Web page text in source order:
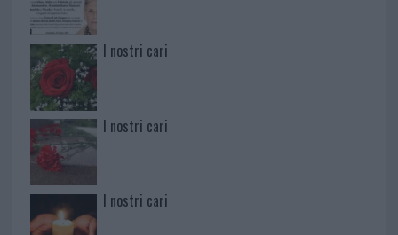
I nostri cari
I nostri cari
I nostri cari